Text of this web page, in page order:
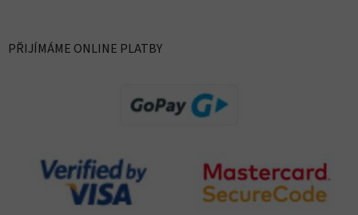
PŘIJÍMÁME ONLINE PLATBY